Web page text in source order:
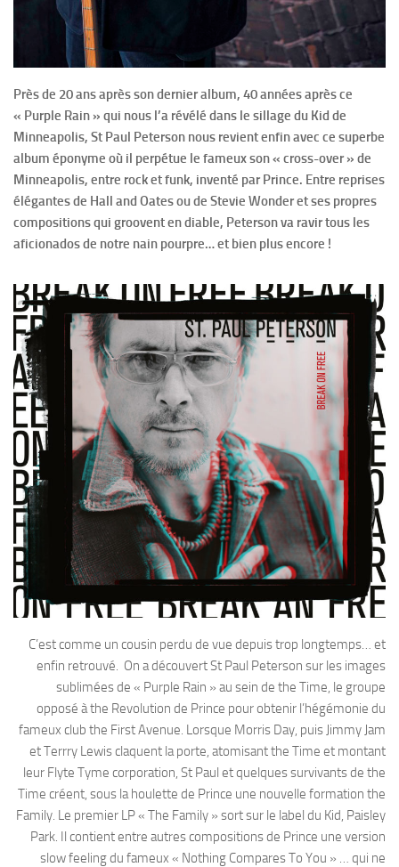
Près de 20 ans après son dernier album, 40 années après ce
« Purple Rain » qui nous l’a révélé dans le sillage du Kid de
Minneapolis, St Paul Peterson nous revient enfin avec ce superbe
album éponyme où il perpétue le fameux son « cross-over » de
Minneapolis, entre rock et funk, inventé par Prince. Entre reprises
élégantes de Hall and Oates ou de Stevie Wonder et ses propres
compositions qui groovent en diable, Peterson va ravir tous les
aficionados de notre nain pourpre… et bien plus encore !
C’est comme un cousin perdu de vue depuis trop longtemps… et
enfin retrouvé. On a découvert St Paul Peterson sur les images
sublimées de « Purple Rain » au sein de the Time, le groupe
opposé à the Revolution de Prince pour obtenir l’hégémonie du
fameux club the First Avenue. Lorsque Morris Day, puis Jimmy Jam
et Terrry Lewis claquent la porte, atomisant the Time et montant
leur Flyte Tyme corporation, St Paul et quelques survivants de the
Time créent, sous la houlette de Prince une nouvelle formation the
Family. Le premier LP « The Family » sort sur le label du Kid, Paisley
Park. Il contient entre autres compositions de Prince une version
slow feeling du fameux « Nothing Compares To You » … qui ne